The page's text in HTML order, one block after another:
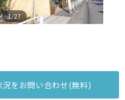
1/27
をお問い合わせ(無料)